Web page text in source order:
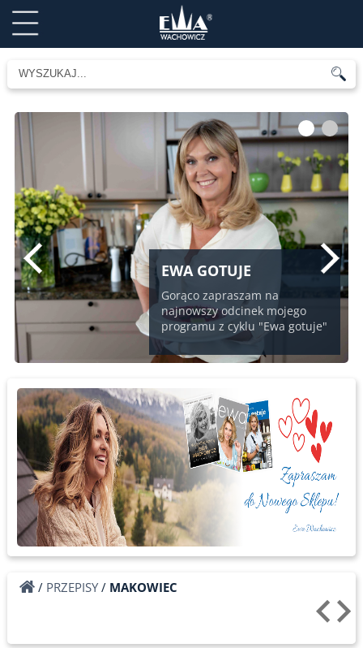
EWA GOTUJE
Gorąco zapraszam na
najnowszy odcinek mojego
programu z cyklu "Ewa gotuje"
1 2
/ PRZEPISY/ MAKOWIEC